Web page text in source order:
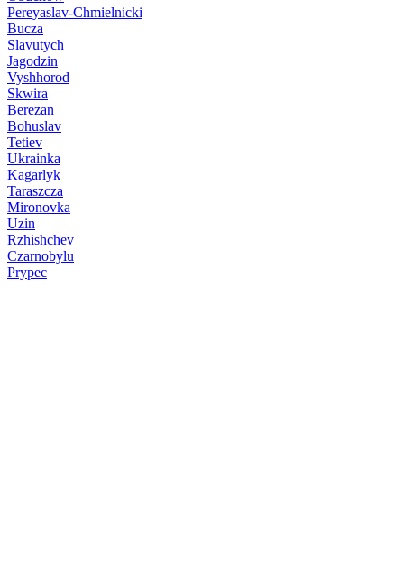
Pereyaslav-Chmielnicki
Bucza
Slavutych
Jagodzin
Vyshhorod
Skwira
Berezan
Bohuslav
Tetiev
Ukrainka
Kagarlyk
Taraszcza
Mironovka
Uzin
Rzhishchev
Czarnobylu
Prypec